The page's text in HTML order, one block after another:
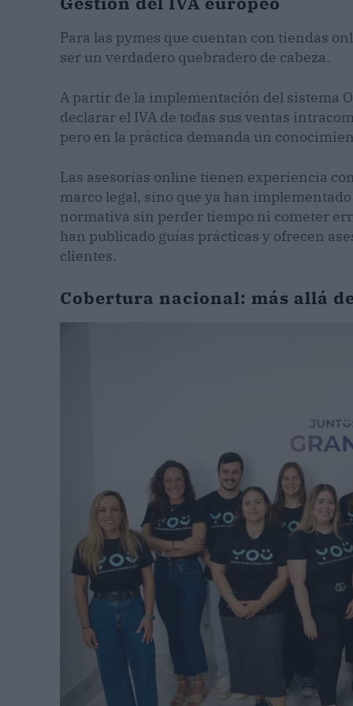
Para las pymes que cuentan con tiendas
ser un verdadero quebradero de cabeza.
A partir de la implementación del sistema
declarar el IVA de todas sus ventas
pero en la práctica demanda un
Las asesorías online tienen experiencia
marco legal, sino que ya han
normativa sin perder tiempo ni cometer
han publicado guías prácticas y ofrecen
clientes.
Cobertura nacional: más allá